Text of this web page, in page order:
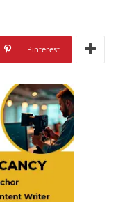
Pinterest